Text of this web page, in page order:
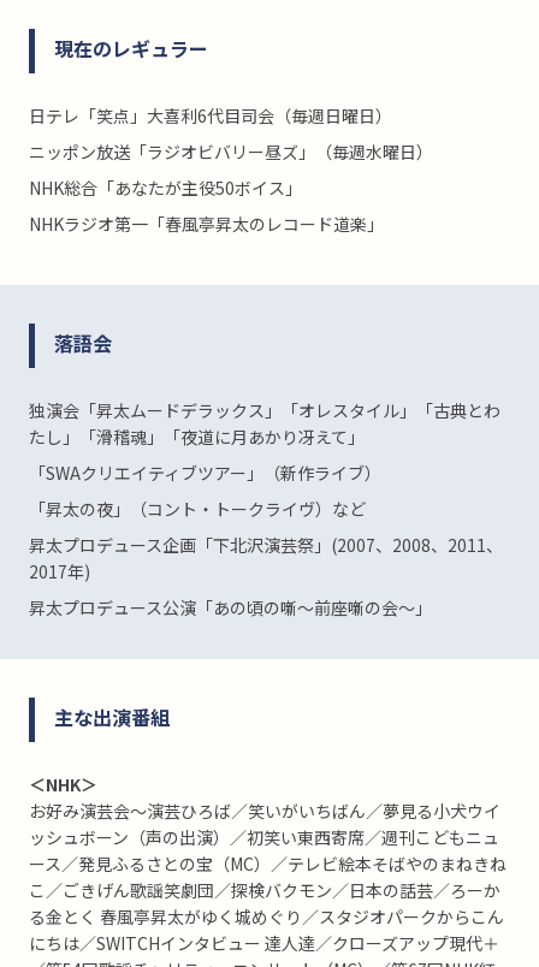
現在のレギュラー
日テレ「笑点」大喜利6代目司会（毎週日曜日）
ニッポン放送「ラジオビバリー昼ズ」（毎週水曜日）
NHK総合「あなたが主役50ボイス」
NHKラジオ第一「春風亭昇太のレコード道楽」
落語会
独演会「昇太ムードデラックス」「オレスタイル」「古典とわ
たし」「滑稽魂」「夜道に月あかり冴えて」
「SWAクリエイティブツアー」（新作ライブ）
「昇太の夜」（コント・トークライヴ）など
昇太プロデュース企画「下北沢演芸祭」(2007、2008、2011、
2017年)
昇太プロデュース公演「あの頃の噺～前座噺の会～」
主な出演番組
＜NHK＞
お好み演芸会～演芸ひろば／笑いがいちばん／夢見る小犬ウイ
ッシュボーン（声の出演）／初笑い東西寄席／週刊こどもニュ
ース／発見ふるさとの宝（MC）／テレビ絵本そばやのまねきね
こ／ごきげん歌謡笑劇団／探検バクモン／日本の話芸／ろーか
る金とく 春風亭昇太がゆく城めぐり／スタジオパークからこん
にちは／SWITCHインタビュー 達人達／クローズアップ現代＋